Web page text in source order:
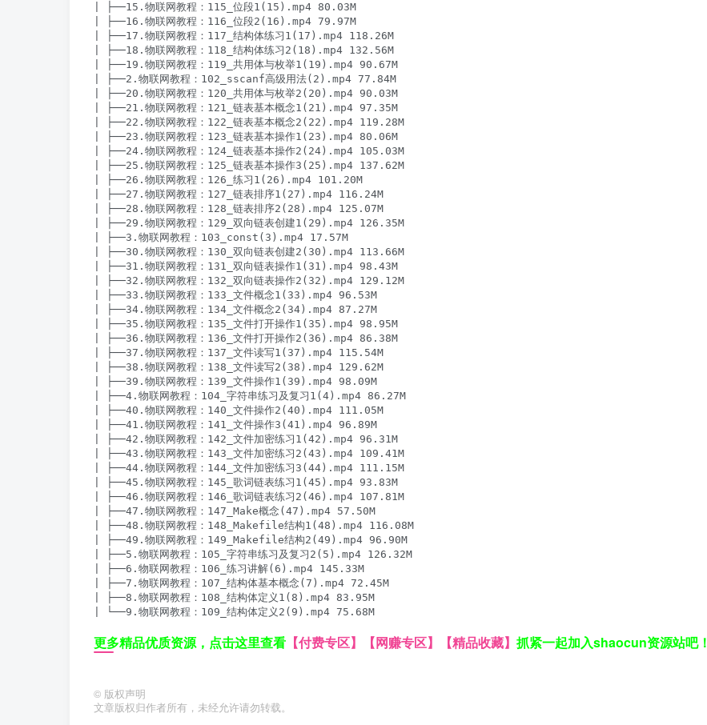
| ├──15.物联网教程：115_位段1(15).mp4 80.03M
| ├──16.物联网教程：116_位段2(16).mp4 79.97M
| ├──17.物联网教程：117_结构体练习1(17).mp4 118.26M
| ├──18.物联网教程：118_结构体练习2(18).mp4 132.56M
| ├──19.物联网教程：119_共用体与枚举1(19).mp4 90.67M
| ├──2.物联网教程：102_sscanf高级用法(2).mp4 77.84M
| ├──20.物联网教程：120_共用体与枚举2(20).mp4 90.03M
| ├──21.物联网教程：121_链表基本概念1(21).mp4 97.35M
| ├──22.物联网教程：122_链表基本概念2(22).mp4 119.28M
| ├──23.物联网教程：123_链表基本操作1(23).mp4 80.06M
| ├──24.物联网教程：124_链表基本操作2(24).mp4 105.03M
| ├──25.物联网教程：125_链表基本操作3(25).mp4 137.62M
| ├──26.物联网教程：126_练习1(26).mp4 101.20M
| ├──27.物联网教程：127_链表排序1(27).mp4 116.24M
| ├──28.物联网教程：128_链表排序2(28).mp4 125.07M
| ├──29.物联网教程：129_双向链表创建1(29).mp4 126.35M
| ├──3.物联网教程：103_const(3).mp4 17.57M
| ├──30.物联网教程：130_双向链表创建2(30).mp4 113.66M
| ├──31.物联网教程：131_双向链表操作1(31).mp4 98.43M
| ├──32.物联网教程：132_双向链表操作2(32).mp4 129.12M
| ├──33.物联网教程：133_文件概念1(33).mp4 96.53M
| ├──34.物联网教程：134_文件概念2(34).mp4 87.27M
| ├──35.物联网教程：135_文件打开操作1(35).mp4 98.95M
| ├──36.物联网教程：136_文件打开操作2(36).mp4 86.38M
| ├──37.物联网教程：137_文件读写1(37).mp4 115.54M
| ├──38.物联网教程：138_文件读写2(38).mp4 129.62M
| ├──39.物联网教程：139_文件操作1(39).mp4 98.09M
| ├──4.物联网教程：104_字符串练习及复习1(4).mp4 86.27M
| ├──40.物联网教程：140_文件操作2(40).mp4 111.05M
| ├──41.物联网教程：141_文件操作3(41).mp4 96.89M
| ├──42.物联网教程：142_文件加密练习1(42).mp4 96.31M
| ├──43.物联网教程：143_文件加密练习2(43).mp4 109.41M
| ├──44.物联网教程：144_文件加密练习3(44).mp4 111.15M
| ├──45.物联网教程：145_歌词链表练习1(45).mp4 93.83M
| ├──46.物联网教程：146_歌词链表练习2(46).mp4 107.81M
| ├──47.物联网教程：147_Make概念(47).mp4 57.50M
| ├──48.物联网教程：148_Makefile结构1(48).mp4 116.08M
| ├──49.物联网教程：149_Makefile结构2(49).mp4 96.90M
| ├──5.物联网教程：105_字符串练习及复习2(5).mp4 126.32M
| ├──6.物联网教程：106_练习讲解(6).mp4 145.33M
| ├──7.物联网教程：107_结构体基本概念(7).mp4 72.45M
| ├──8.物联网教程：108_结构体定义1(8).mp4 83.95M
| └──9.物联网教程：109_结构体定义2(9).mp4 75.68M
更多精品优质资源，点击这里查看 【付费专区】 【网赚专区】 【精品收藏】 抓紧一起加入shaocun资源站吧！
© 版权声明
文章版权归作者所有，未经允许请勿转载。